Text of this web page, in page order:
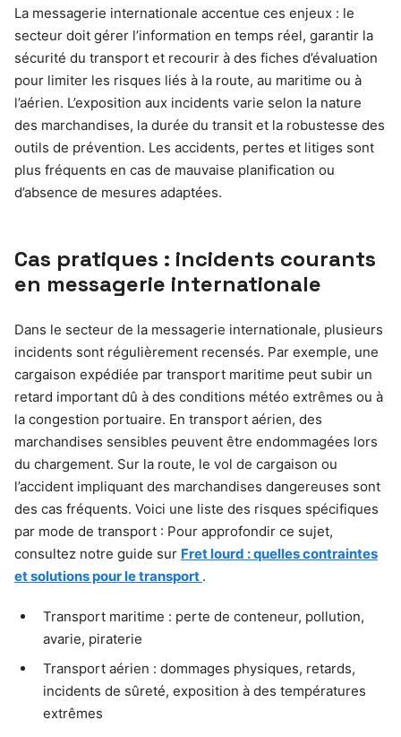
La messagerie internationale accentue ces enjeux : le
secteur doit gérer l’information en temps réel, garantir la
sécurité du transport et recourir à des fiches d’évaluation
pour limiter les risques liés à la route, au maritime ou à
l’aérien. L’exposition aux incidents varie selon la nature
des marchandises, la durée du transit et la robustesse des
outils de prévention. Les accidents, pertes et litiges sont
plus fréquents en cas de mauvaise planification ou
d’absence de mesures adaptées.
Cas pratiques : incidents courants
en messagerie internationale
Dans le secteur de la messagerie internationale, plusieurs
incidents sont régulièrement recensés. Par exemple, une
cargaison expédiée par transport maritime peut subir un
retard important dû à des conditions météo extrêmes ou à
la congestion portuaire. En transport aérien, des
marchandises sensibles peuvent être endommagées lors
du chargement. Sur la route, le vol de cargaison ou
l’accident impliquant des marchandises dangereuses sont
des cas fréquents. Voici une liste des risques spécifiques
par mode de transport : Pour approfondir ce sujet,
consultez notre guide sur Fret lourd : quelles contraintes
et solutions pour le transport .
Transport maritime : perte de conteneur, pollution,
avarie, piraterie
Transport aérien : dommages physiques, retards,
incidents de sûreté, exposition à des températures
extrêmes